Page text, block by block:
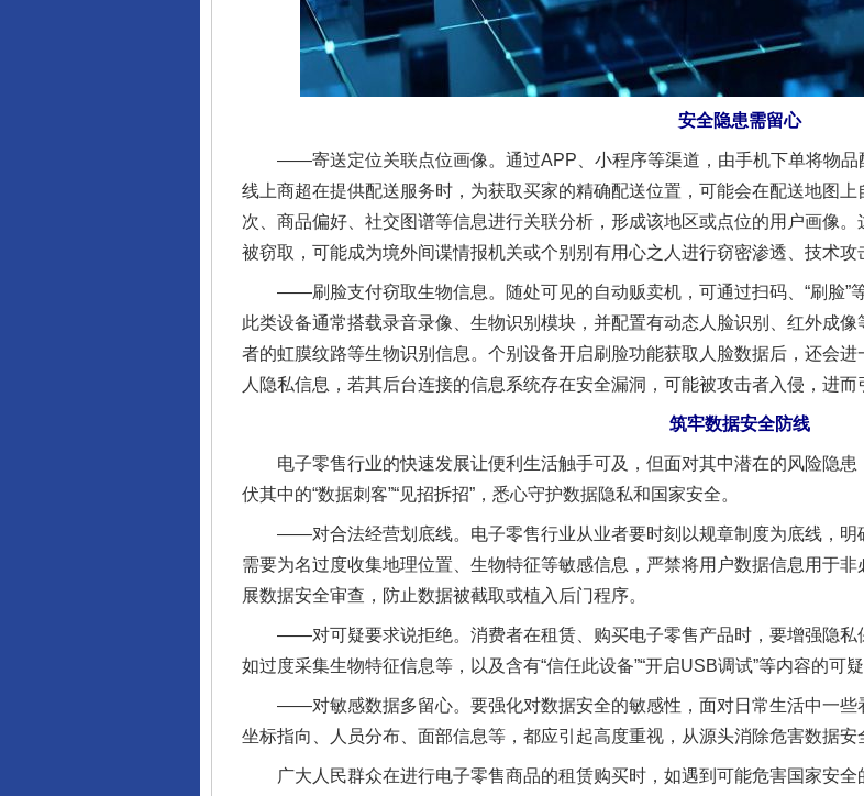
安全隐患需留心
——寄送定位关联点位画像。通过APP、小程序等渠道，由手机下单将物品
线上商超在提供配送服务时，为获取买家的精确配送位置，可能会在配送地图
次、商品偏好、社交图谱等信息进行关联分析，形成该地区或点位的用户画像
被窃取，可能成为境外间谍情报机关或个别别有用心之人进行窃密渗透、技术攻
——刷脸支付窃取生物信息。随处可见的自动贩卖机，可通过扫码、“刷脸”等
此类设备通常搭载录音录像、生物识别模块，并配置有动态人脸识别、红外成
者的虹膜纹路等生物识别信息。个别设备开启刷脸功能获取人脸数据后，还会
人隐私信息，若其后台连接的信息系统存在安全漏洞，可能被攻击者入侵，进而
筑牢数据安全防线
电子零售行业的快速发展让便利生活触手可及，但面对其中潜在的风险隐患
伏其中的“数据刺客”“见招拆招”，悉心守护数据隐私和国家安全。
——对合法经营划底线。电子零售行业从业者要时刻以规章制度为底线，明
需要为名过度收集地理位置、生物特征等敏感信息，严禁将用户数据信息用于
展数据安全审查，防止数据被截取或植入后门程序。
——对可疑要求说拒绝。消费者在租赁、购买电子零售产品时，要增强隐私
如过度采集生物特征信息等，以及含有“信任此设备”“开启USB调试”等内容的可
——对敏感数据多留心。要强化对数据安全的敏感性，面对日常生活中一些
坐标指向、人员分布、面部信息等，都应引起高度重视，从源头消除危害数据安
广大人民群众在进行电子零售商品的租赁购买时，如遇到可能危害国家安全
完善运行机制助力责任有效落实